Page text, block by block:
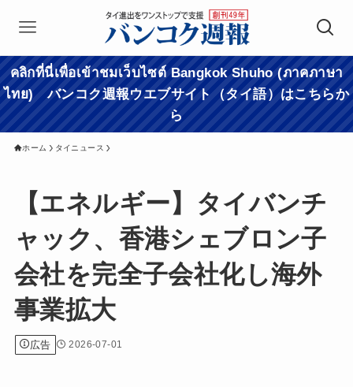
คลิกที่นี่เพื่อเข้าชมเว็บไซต์ Bangkok Shuho (ภาคภาษา
ไทย) バンコク週報ウエブサイト（タイ語）はこちらか
ら
ホーム タイニュース
【エネルギー】タイバンチ
ャック、香港シェブロン子
会社を完全子会社化し海外
事業拡大
広告 2026-07-01